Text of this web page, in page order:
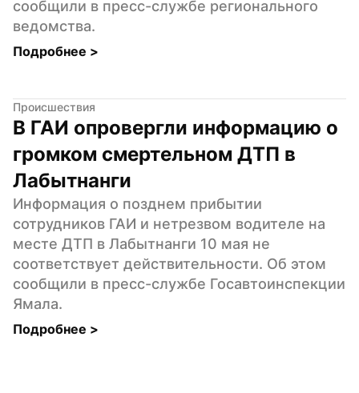
сообщили в пресс-службе регионального
ведомства.
Подробнее >
Происшествия
В ГАИ опровергли информацию о
громком смертельном ДТП в
Лабытнанги
Информация о позднем прибытии
сотрудников ГАИ и нетрезвом водителе на
месте ДТП в Лабытнанги 10 мая не
соответствует действительности. Об этом
сообщили в пресс-службе Госавтоинспекции
Ямала.
Подробнее >